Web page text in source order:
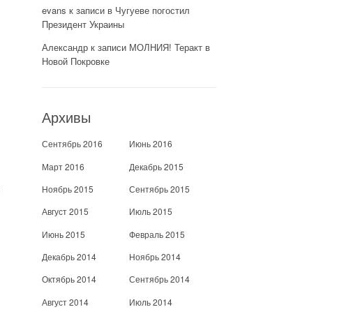
evans к записи в Чугуеве погостил
Президент Украины
Александр к записи МОЛНИЯ! Теракт в
Новой Покровке
Архивы
Сентябрь 2016
Июнь 2016
Март 2016
Декабрь 2015
Ноябрь 2015
Сентябрь 2015
Август 2015
Июль 2015
Июнь 2015
Февраль 2015
Декабрь 2014
Ноябрь 2014
Октябрь 2014
Сентябрь 2014
Август 2014
Июль 2014